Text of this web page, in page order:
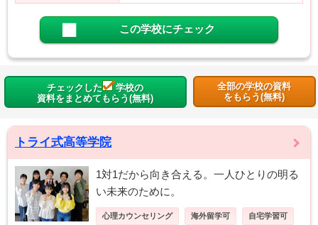
この学校にチェック
チェックした
学校の
資料をまとめてもらう(無料)
全部の学校の資料
をもらう(無料)
トライ式高等学院
1対1だから向き合える。一人ひとりの明る
い未来のために。
心理カウンセリング 海外留学可 自宅学習可